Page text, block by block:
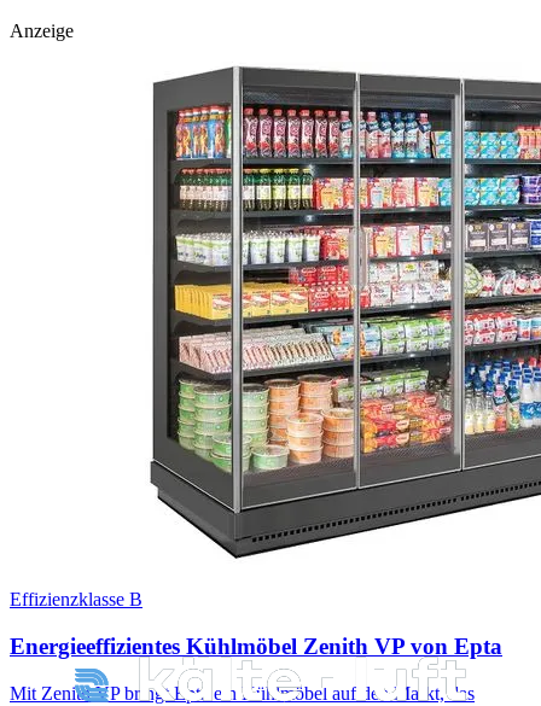
Anzeige
Effizienzklasse B
Energieeffizientes Kühlmöbel Zenith VP von Epta
Mit Zenith VP bringt Epta ein Kühlmöbel auf den Markt, das